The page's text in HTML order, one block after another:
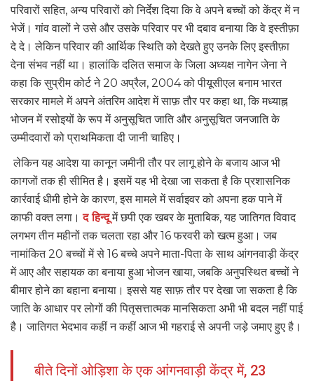
परिवारों सहित, अन्य परिवारों को निर्देश दिया कि वे अपने बच्चों को केंद्र में न
भेजें। गांव वालों ने उसे और उसके परिवार पर भी दबाव बनाया कि वे इस्तीफ़ा
दे दे। लेकिन परिवार की आर्थिक स्थिति को देखते हुए उनके लिए इस्तीफ़ा
देना संभव नहीं था। हालांकि दलित समाज के जिला अध्यक्ष नागेन जेना ने
कहा कि सुप्रीम कोर्ट ने 20 अप्रैल, 2004 को पीयूसीएल बनाम भारत
सरकार मामले में अपने अंतरिम आदेश में साफ़ तौर पर कहा था, कि मध्याह्न
भोजन में रसोइयों के रूप में अनुसूचित जाति और अनुसूचित जनजाति के
उम्मीदवारों को प्राथमिकता दी जानी चाहिए।
लेकिन यह आदेश या कानून जमीनी तौर पर लागू होने के बजाय आज भी
कागजों तक ही सीमित है। इसमें यह भी देखा जा सकता है कि प्रशासनिक
कार्रवाई धीमी होने के कारण, इस मामले में सर्वाइवर को अपना हक पाने में
काफी वक्त लगा।द हिन्दूमें छपी एक खबर के मुताबिक, यह जातिगत विवाद
लगभग तीन महीनों तक चलता रहा और 16 फरवरी को खत्म हुआ। जब
नामांकित 20 बच्चों में से 16 बच्चे अपने माता-पिता के साथ आंगनवाड़ी केंद्र
में आए और सहायक का बनाया हुआ भोजन खाया, जबकि अनुपस्थित बच्चों ने
बीमार होने का बहाना बनाया। इससे यह साफ़ तौर पर देखा जा सकता है कि
जाति के आधार पर लोगों की पितृसत्तात्मक मानसिकता अभी भी बदल नहीं पाई
है। जातिगत भेदभाव कहीं न कहीं आज भी गहराई से अपनी जड़े जमाए हुए है।
बीते दिनों ओड़िशा के एक आंगनवाड़ी केंद्र में, 23